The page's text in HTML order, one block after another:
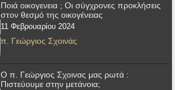
Ποιά οικογενεια ; Οι σύγχρονες προκλήσεις
στον θεσμό της οικογένειας
11 Φεβρουαρίου 2024
π. Γεώργιος Σχοινάς
Ο π. Γεώργιος Σχοινας μας ρωτά :
Πιστεύουμε στην μετάνοια;